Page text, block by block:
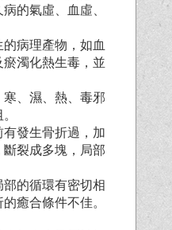
的氣虛、血虛、
病理產物，如血
濁化熱生毒，並
、濕、熱、毒邪
發生骨折過，加
斷裂成多塊，局部
的循環有密切相
癒合條件不佳。